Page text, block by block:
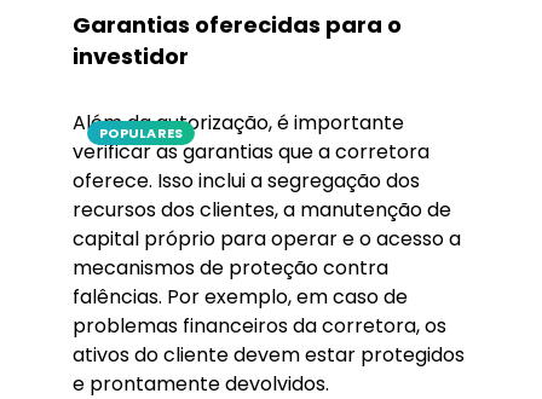
Garantias oferecidas para o
investidor
POPULARES
Além da autorização, é importante
verificar as garantias que a corretora
oferece. Isso inclui a segregação dos
recursos dos clientes, a manutenção de
capital próprio para operar e o acesso a
mecanismos de proteção contra
falências. Por exemplo, em caso de
problemas financeiros da corretora, os
ativos do cliente devem estar protegidos
e prontamente devolvidos.